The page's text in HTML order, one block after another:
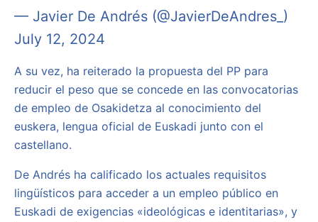
— Javier De Andrés (@JavierDeAndres_)
July 12, 2024
A su vez, ha reiterado la propuesta del PP para
reducir el peso que se concede en las convocatorias
de empleo de Osakidetza al conocimiento del
euskera, lengua oficial de Euskadi junto con el
castellano.
De Andrés ha calificado los actuales requisitos
lingüísticos para acceder a un empleo público en
Euskadi de exigencias «ideológicas e identitarias», y